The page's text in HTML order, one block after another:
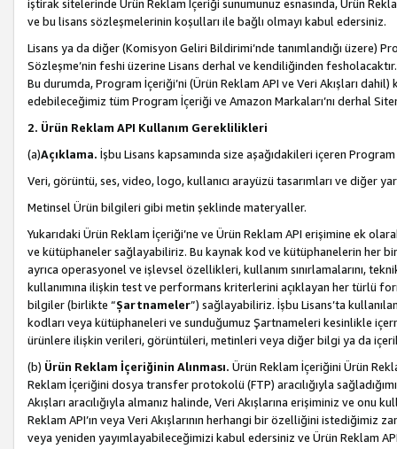
iştirak sitelerinde Ürün Reklam İçeriği sunumunuz esnasında, Ürün
ve bu lisans sözleşmelerinin koşulları ile bağlı olmayı kabul edersiniz.
Lisans ya da diğer (Komisyon Geliri Bildirimi’nde tanımlandığı üzere)
Sözleşme’nin feshi üzerine Lisans derhal ve kendiliğinden
Bu durumda, Program İçeriği’ni (Ürün Reklam API ve Veri Akışları
edebileceğimiz tüm Program İçeriği ve Amazon Markaları’nı derhal
2. Ürün Reklam API Kullanım Gereklilikleri
(a)Açıklama. İşbu Lisans kapsamında size aşağıdakileri içeren
Veri, görüntü, ses, video, logo, kullanıcı arayüzü tasarımları ve diğer
Metinsel Ürün bilgileri gibi metin şeklinde materyaller.
Yukarıdaki Ürün Reklam İçeriği’ne ve Ürün Reklam API erişimine ek
ve kütüphaneler sağlayabiliriz. Bu kaynak kod ve kütüphanelerin her
ayrıca operasyonel ve işlevsel özellikleri, kullanım sınırlamalarını,
kullanımına ilişkin test ve performans kriterlerini açıklayan her türlü
bilgiler (birlikte “Şartnameler”) sağlayabiliriz. İşbu Lisans’ta
kodları veya kütüphaneleri ve sunduğumuz Şartnameleri kesinlikle
ürünlere ilişkin verileri, görüntüleri, metinleri veya diğer bilgi ya da
(b) Ürün Reklam İçeriğinin Alınması. Ürün Reklam İçeriğini Ürün
Reklam İçeriğini dosya transfer protokolü (FTP) aracılığıyla
Akışları aracılığıyla almanız halinde, Veri Akışlarına erişiminiz ve onu
Reklam API’ın veya Veri Akışlarının herhangi bir özelliğini
veya yeniden yayımlayabileceğimizi kabul edersiniz ve Ürün Reklam